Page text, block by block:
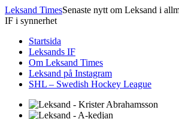
Leksand TimesSenaste nytt om Leksand i
IF i synnerhet
Startsida
Leksands IF
Om Leksand Times
Leksand på Instagram
SHL – Swedish Hockey League